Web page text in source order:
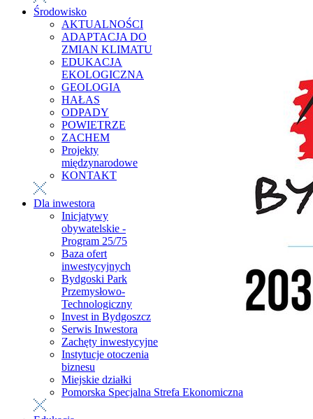
Środowisko
AKTUALNOŚCI
ADAPTACJA DO
ZMIAN KLIMATU
EDUKACJA
EKOLOGICZNA
GEOLOGIA
HAŁAS
ODPADY
POWIETRZE
ZACHEM
Projekty
międzynarodowe
KONTAKT
Dla inwestora
Inicjatywy
obywatelskie -
Program 25/75
Baza ofert
inwestycyjnych
Bydgoski Park
Przemysłowo-
Technologiczny
Invest in Bydgoszcz
Serwis Inwestora
Zachęty inwestycyjne
Instytucje otoczenia
biznesu
Miejskie działki
Pomorska Specjalna Strefa Ekonomiczna